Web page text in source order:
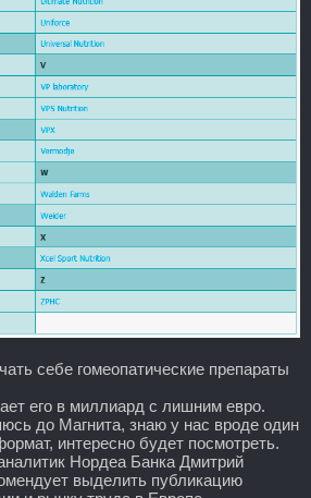
себе гомеопатические препараты
его в миллиард с лишним евро.
до Магнита, знаю у нас вроде один
интересно будет посмотреть.
Нордеа Банка Дмитрий
выделить публикацию